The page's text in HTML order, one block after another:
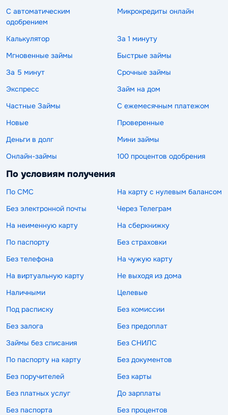
С автоматическим
одобрением
Микрокредиты онлайн
Калькулятор
За 1 минуту
Мгновенные займы
Быстрые займы
За 5 минут
Срочные займы
Экспресс
Займ на дом
Частные Займы
С ежемесячным платежом
Новые
Проверенные
Деньги в долг
Мини займы
Онлайн-займы
100 процентов одобрения
По условиям получения
По СМС
На карту с нулевым балансом
Без электронной почты
Через Телеграм
На неименную карту
На сберкнижку
По паспорту
Без страховки
Без телефона
На чужую карту
На виртуальную карту
Не выходя из дома
Наличными
Целевые
Под расписку
Без комиссии
Без залога
Без предоплат
Займы без списания
Без СНИЛС
По паспорту на карту
Без документов
Без поручителей
Без карты
Без платных услуг
До зарплаты
Без паспорта
Без процентов